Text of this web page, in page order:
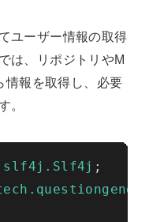
ユーザー情報の取得
は、リポジトリやM
情報を取得し、必要
。
;